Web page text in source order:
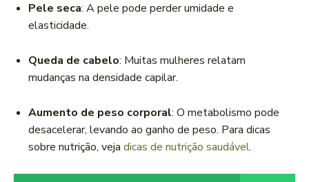
Pele seca: A pele pode perder umidade e
elasticidade.
Queda de cabelo: Muitas mulheres relatam
mudanças na densidade capilar.
Aumento de peso corporal: O metabolismo pode
desacelerar, levando ao ganho de peso. Para dicas
sobre nutrição, veja dicas de nutrição saudável.